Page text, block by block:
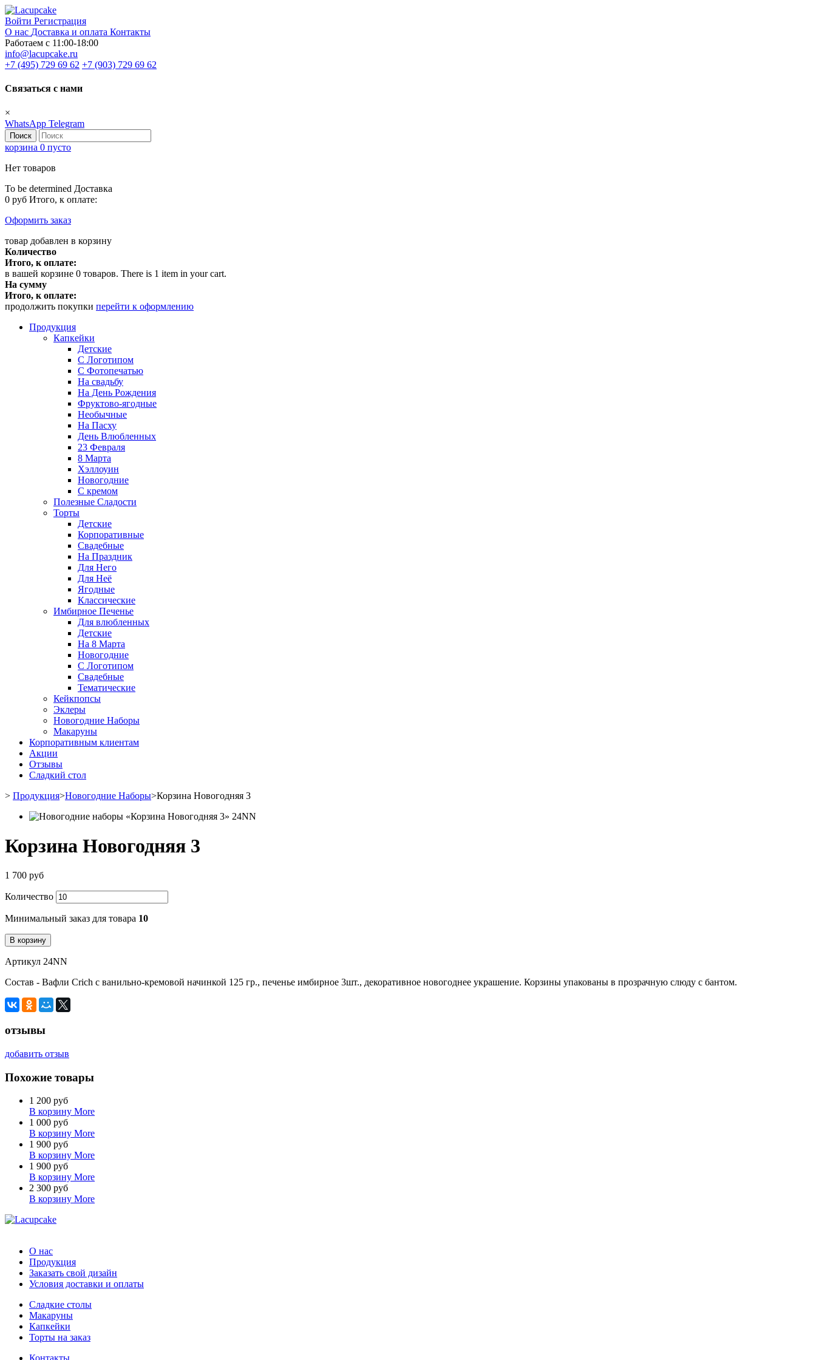
Войти Регистрация
О нас Доставка и оплата Контакты
Работаем с 11:00-18:00
info@lacupcake.ru
+7 (495) 729 69 62 +7 (903) 729 69 62
Связаться с нами
×
WhatsApp Telegram
Поиск
корзина 0 пусто
Нет товаров
To be determined Доставка
0 руб Итого, к оплате:
Оформить заказ
товар добавлен в корзину
Количество
Итого, к оплате:
в вашей корзине 0 товаров. There is 1 item in your cart.
На сумму
Итого, к оплате:
продолжить покупки перейти к оформлению
Продукция
Капкейки
Детские
С Логотипом
С Фотопечатью
На свадьбу
На День Рождения
Фруктово-ягодные
Необычные
На Пасху
День Влюбленных
23 Февраля
8 Марта
Хэллоуин
Новогодние
С кремом
Полезные Сладости
Торты
Детские
Корпоративные
Свадебные
На Праздник
Для Него
Для Неё
Ягодные
Классические
Имбирное Печенье
Для влюбленных
Детские
На 8 Марта
Новогодние
С Логотипом
Свадебные
Тематические
Кейкпопсы
Эклеры
Новогодние Наборы
Макаруны
Корпоративным клиентам
Акции
Отзывы
Сладкий стол
> Продукция>Новогодние Наборы>Корзина Новогодняя 3
Корзина Новогодняя 3
1 700 руб
Количество
Минимальный заказ для товара 10
В корзину
Артикул 24NN
Состав - Вафли Crich с ванильно-кремовой начинкой 125 гр., печенье имбирное 3шт., декоративное новогоднее украшение. Корзины упакованы в прозрачную слюду с бантом.
отзывы
добавить отзыв
Похожие товары
1 200 руб
В корзину More
1 000 руб
В корзину More
1 900 руб
В корзину More
1 900 руб
В корзину More
2 300 руб
В корзину More
О нас
Продукция
Заказать свой дизайн
Условия доставки и оплаты
Сладкие столы
Макаруны
Капкейки
Торты на заказ